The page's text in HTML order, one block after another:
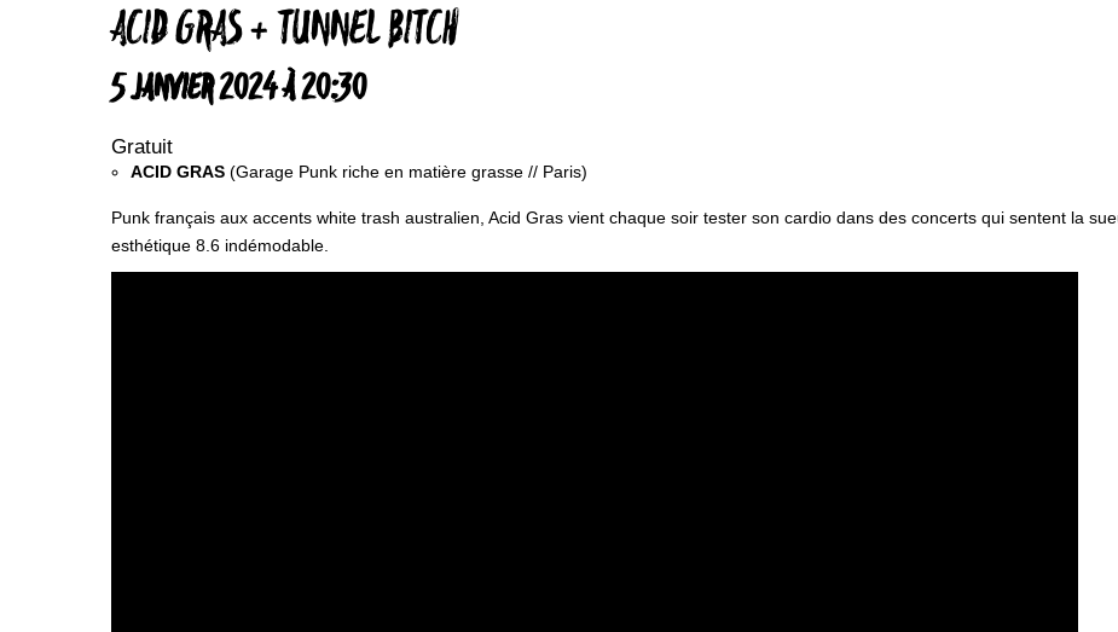
ACID GRAS + TUNNEL BITCH
5 JANVIER 2024 À 20:30
Gratuit
ACID GRAS (Garage Punk riche en matière grasse // Paris)
Punk français aux accents white trash australien, Acid Gras vient chaque soir tester son cardio dans des concerts qui sentent la
esthétique 8.6 indémodable.